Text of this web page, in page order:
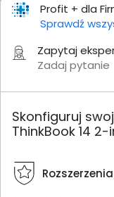
Profit + dla
Sprawdź
Zapytaj
Zadaj pytanie
Skonfiguruj
ThinkBook 14 2-